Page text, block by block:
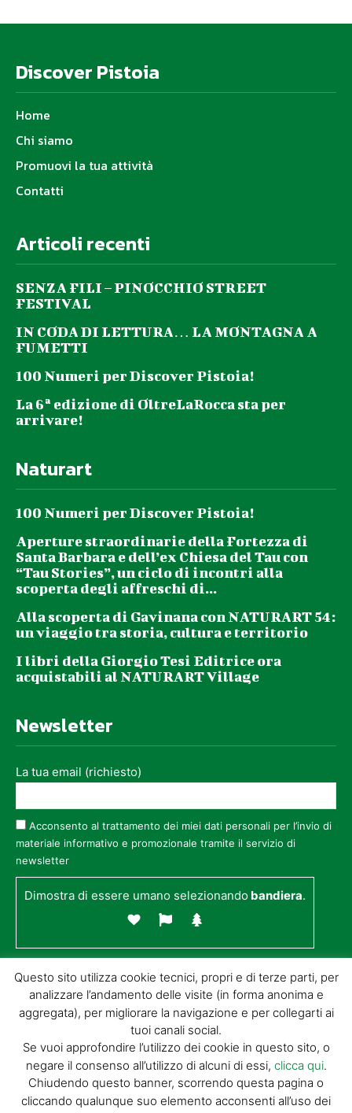
Discover Pistoia
Home
Chi siamo
Promuovi la tua attività
Contatti
Articoli recenti
SENZA FILI – PINOCCHIO STREET
FESTIVAL
IN CODA DI LETTURA… LA MONTAGNA A
FUMETTI
100 Numeri per Discover Pistoia!
La 6ª edizione di OltreLaRocca sta per
arrivare!
Naturart
100 Numeri per Discover Pistoia!
Aperture straordinarie della Fortezza di
Santa Barbara e dell’ex Chiesa del Tau con
“Tau Stories”, un ciclo di incontri alla
scoperta degli affreschi di...
Alla scoperta di Gavinana con NATURART 54:
un viaggio tra storia, cultura e territorio
I libri della Giorgio Tesi Editrice ora
acquistabili al NATURART Village
Newsletter
La tua email (richiesto)
Acconsento al trattamento dei miei dati personali per l’invio di
materiale informativo e promozionale tramite il servizio di
newsletter
Dimostra di essere umano selezionando bandiera.
© GIORGIO TESI EDITRICE S.R.L. | P.IVA
01732650476 | VIA DI BADIA 14 – 51100 LOC.
BOTTEGONE (PISTOIA) |POWERED BY
Questo sito utilizza cookie tecnici, propri e di terze parti, per
analizzare l’andamento delle visite (in forma anonima e
aggregata), per migliorare la navigazione e per collegarti ai
tuoi canali social.
Se vuoi approfondire l’utilizzo dei cookie in questo sito, o
negare il consenso all’utilizzo di alcuni di essi, clicca qui.
Chiudendo questo banner, scorrendo questa pagina o
cliccando qualunque suo elemento acconsenti all’uso dei